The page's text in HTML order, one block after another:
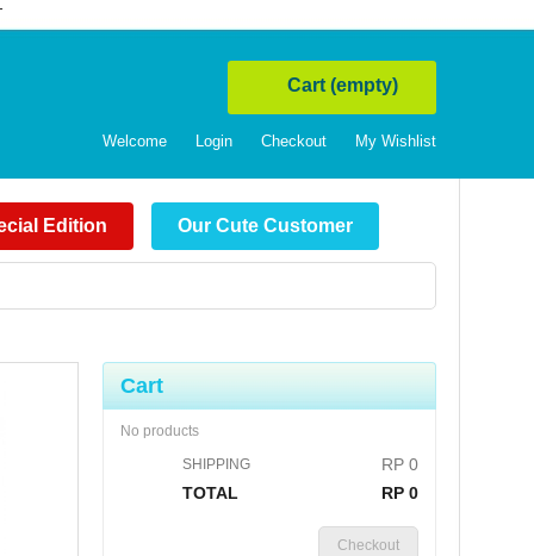
Cart (empty)
Welcome Login Checkout My Wishlist
Edition Our Cute Customer
Cart
No products
RP‎ 0
SHIPPING
RP‎ 0
TOTAL
Checkout